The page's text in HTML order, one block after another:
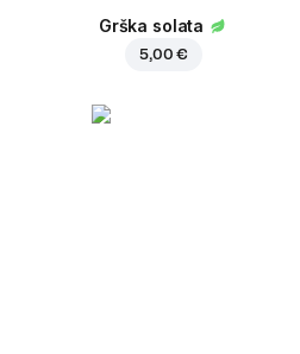
Grška solata
5,00 €